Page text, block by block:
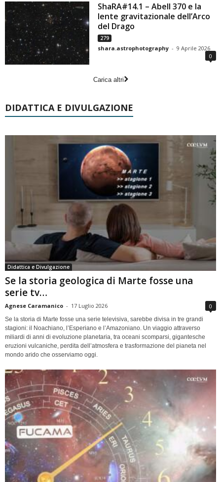
ShaRA#14.1 – Abell 370 e la
lente gravitazionale dell’Arco
del Drago
279
shara.astrophotography - 9 Aprile 2026
0
Carica altri
DIDATTICA E DIVULGAZIONE
Didattica e Divulgazione
Se la storia geologica di Marte fosse una
serie tv…
Agnese Caramanico - 17 Luglio 2026 0
Se la storia di Marte fosse una serie televisiva, sarebbe divisa in tre grandi
stagioni: il Noachiano, l’Esperiano e l’Amazoniano. Un viaggio attraverso
miliardi di anni di evoluzione planetaria, tra oceani scomparsi, gigantesche
eruzioni vulcaniche, perdita dell’atmosfera e trasformazione del pianeta nel
mondo arido che osserviamo oggi.